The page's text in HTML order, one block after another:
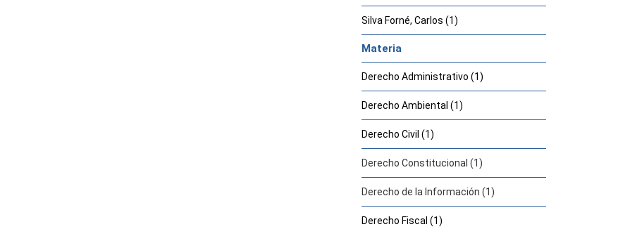
Silva Forné, Carlos (1)
Materia
Derecho Administrativo (1)
Derecho Ambiental (1)
Derecho Civil (1)
Derecho Constitucional (1)
Derecho de la Información (1)
Derecho Fiscal (1)